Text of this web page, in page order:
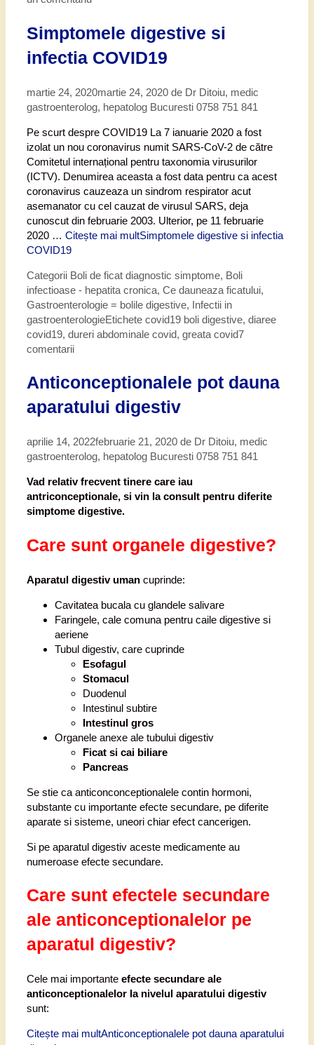
Simptomele digestive si
infectia COVID19
martie 24, 2020martie 24, 2020 de Dr Ditoiu, medic
gastroenterolog, hepatolog Bucuresti 0758 751 841
Pe scurt despre COVID19 La 7 ianuarie 2020 a fost
izolat un nou coronavirus numit SARS-CoV-2 de către
Comitetul internațional pentru taxonomia virusurilor
(ICTV). Denumirea aceasta a fost data pentru ca acest
coronavirus cauzeaza un sindrom respirator acut
asemanator cu cel cauzat de virusul SARS, deja
cunoscut din februarie 2003. Ulterior, pe 11 februarie
2020 … Citește mai multSimptomele digestive si infectia
COVID19
Categorii Boli de ficat diagnostic simptome, Boli
infectioase - hepatita cronica, Ce dauneaza ficatului,
Gastroenterologie = bolile digestive, Infectii in
gastroenterologieEtichete covid19 boli digestive, diaree
covid19, dureri abdominale covid, greata covid7
comentarii
Anticonceptionalele pot dauna
aparatului digestiv
aprilie 14, 2022februarie 21, 2020 de Dr Ditoiu, medic
gastroenterolog, hepatolog Bucuresti 0758 751 841
Vad relativ frecvent tinere care iau
antriconceptionale, si vin la consult pentru diferite
simptome digestive.
Care sunt organele digestive?
Aparatul digestiv uman cuprinde:
Cavitatea bucala cu glandele salivare
Faringele, cale comuna pentru caile digestive si
aeriene
Tubul digestiv, care cuprinde
Esofagul
Stomacul
Duodenul
Intestinul subtire
Intestinul gros
Organele anexe ale tubului digestiv
Ficat si cai biliare
Pancreas
Se stie ca anticonconceptionalele contin hormoni,
substante cu importante efecte secundare, pe diferite
aparate si sisteme, uneori chiar efect cancerigen.
Si pe aparatul digestiv aceste medicamente au
numeroase efecte secundare.
Care sunt efectele secundare
ale anticonceptionalelor pe
aparatul digestiv?
Cele mai importante efecte secundare ale
anticonceptionalelor la nivelul aparatului digestiv
sunt:
Citește mai multAnticonceptionalele pot dauna aparatului